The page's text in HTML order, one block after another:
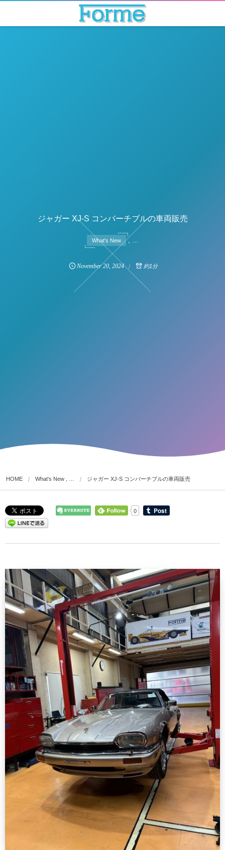
ジャガー XJ-S コンバーチブルの車両販売
What's New , …
November 20,2024 約1分
HOME What's New , … ジャガー XJ-S コンバーチブルの車両販売
0